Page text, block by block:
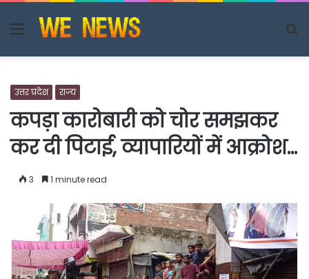
Menu
उत्तर प्रदेश राज्य
कपड़ा कारोबारी को चोर समझकर
कर दी पिटाई, व्यापारियों में आक्रोश…
3 1 minute read